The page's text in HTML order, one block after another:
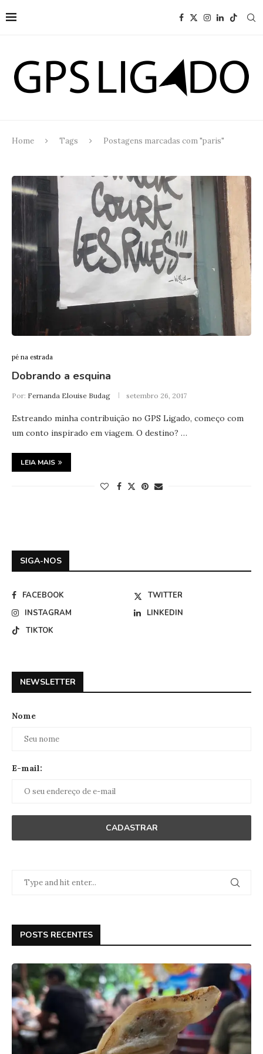
Home Tags Postagens marcadas com "paris"
pé na estrada
Dobrando a esquina
Por: Fernanda Elouise Budag setembro 26, 2017
Estreando minha contribuição no GPS Ligado, começo com
um conto inspirado em viagem. O destino? …
LEIA MAIS
SIGA-NOS
FACEBOOK
TWITTER
INSTAGRAM
LINKEDIN
TIKTOK
NEWSLETTER
Nome
E-mail:
POSTS RECENTES